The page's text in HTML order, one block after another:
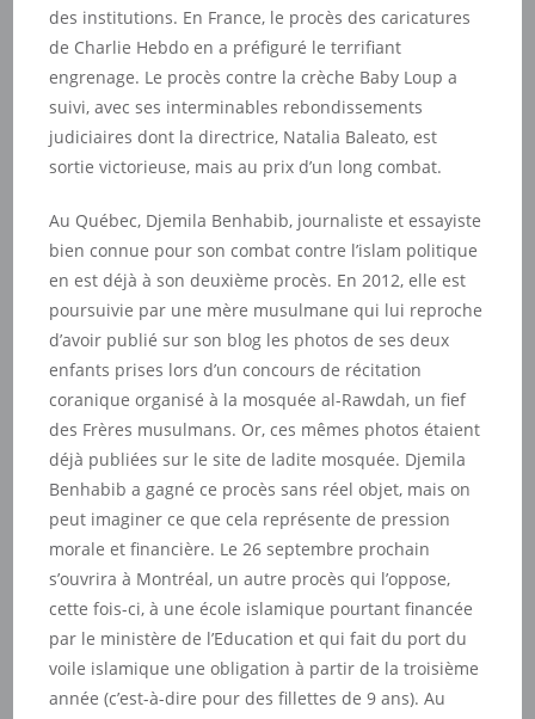
des institutions. En France, le procès des caricatures
de Charlie Hebdo en a préfiguré le terrifiant
engrenage. Le procès contre la crèche Baby Loup a
suivi, avec ses interminables rebondissements
judiciaires dont la directrice, Natalia Baleato, est
sortie victorieuse, mais au prix d’un long combat.
Au Québec, Djemila Benhabib, journaliste et essayiste
bien connue pour son combat contre l’islam politique
en est déjà à son deuxième procès. En 2012, elle est
poursuivie par une mère musulmane qui lui reproche
d’avoir publié sur son blog les photos de ses deux
enfants prises lors d’un concours de récitation
coranique organisé à la mosquée al-Rawdah, un fief
des Frères musulmans. Or, ces mêmes photos étaient
déjà publiées sur le site de ladite mosquée. Djemila
Benhabib a gagné ce procès sans réel objet, mais on
peut imaginer ce que cela représente de pression
morale et financière. Le 26 septembre prochain
s’ouvrira à Montréal, un autre procès qui l’oppose,
cette fois-ci, à une école islamique pourtant financée
par le ministère de l’Education et qui fait du port du
voile islamique une obligation à partir de la troisième
année (c’est-à-dire pour des fillettes de 9 ans). Au